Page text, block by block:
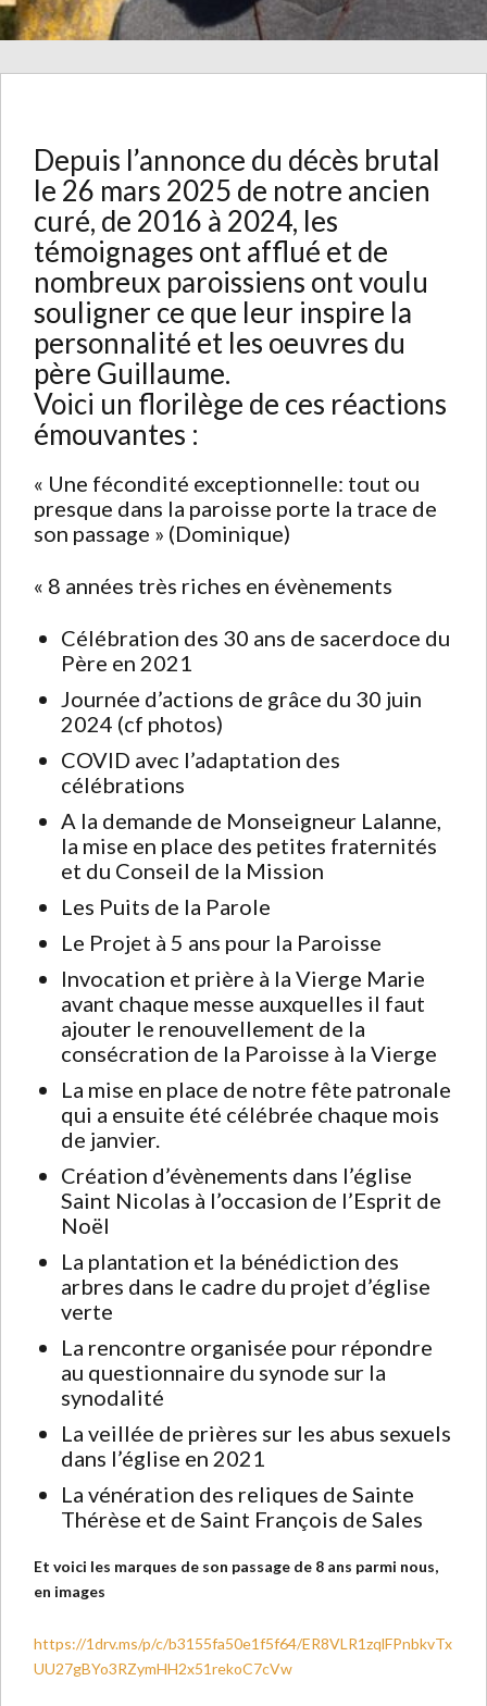
Depuis l’annonce du décès brutal
le 26 mars 2025 de notre ancien
curé, de 2016 à 2024, les
témoignages ont afflué et de
nombreux paroissiens ont voulu
souligner ce que leur inspire la
personnalité et les oeuvres du
père Guillaume.
Voici un florilège de ces réactions
émouvantes :
« Une fécondité exceptionnelle: tout ou
presque dans la paroisse porte la trace de
son passage » (Dominique)
« 8 années très riches en évènements
Célébration des 30 ans de sacerdoce du
Père en 2021
Journée d’actions de grâce du 30 juin
2024 (cf photos)
COVID avec l’adaptation des
célébrations
A la demande de Monseigneur Lalanne,
la mise en place des petites fraternités
et du Conseil de la Mission
Les Puits de la Parole
Le Projet à 5 ans pour la Paroisse
Invocation et prière à la Vierge Marie
avant chaque messe auxquelles il faut
ajouter le renouvellement de la
consécration de la Paroisse à la Vierge
La mise en place de notre fête patronale
qui a ensuite été célébrée chaque mois
de janvier.
Création d’évènements dans l’église
Saint Nicolas à l’occasion de l’Esprit de
Noël
La plantation et la bénédiction des
arbres dans le cadre du projet d’église
verte
La rencontre organisée pour répondre
au questionnaire du synode sur la
synodalité
La veillée de prières sur les abus sexuels
dans l’église en 2021
La vénération des reliques de Sainte
Thérèse et de Saint François de Sales
Et voici les marques de son passage de 8 ans parmi nous,
en images
https://1drv.ms/p/c/b3155fa50e1f5f64/ER8VLR1zqlFPnbkvTx
UU27gBYo3RZymHH2x51rekoC7cVw